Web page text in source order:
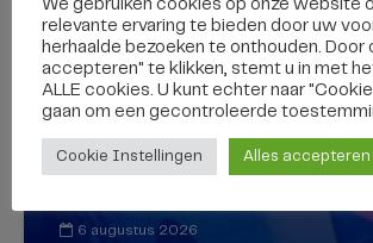
Cocaïne en cash
gevonden in auto die
achtervolgd vanaf
6 augustus 2026
We gebruiken cookies op onze website
relevante ervaring te bieden door uw
herhaalde bezoeken te onthouden. Door
accepteren" te klikken, stemt u in met
ALLE cookies. U kunt echter naar
gaan om een ​​gecontroleerde
Cookie Instellingen Alles accepteren